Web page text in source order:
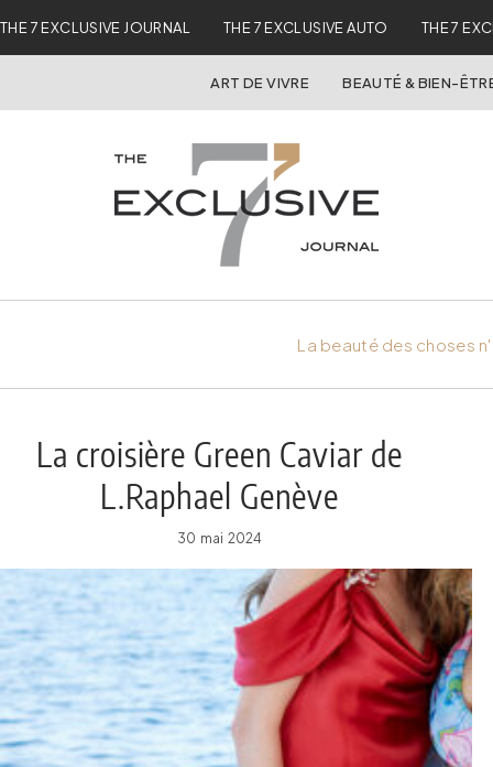
THE 7 EXCLUSIVE JOURNAL THE 7 EXCLUSIVE AUTO THE 7
ART DE VIVRE BEAUTÉ & BIEN-
La beauté des choses
La croisière Green Caviar de
L.Raphael Genève
30 mai 2024